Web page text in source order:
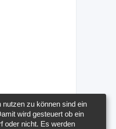
zu können sind ein
wird gesteuert ob ein
oder nicht. Es werden